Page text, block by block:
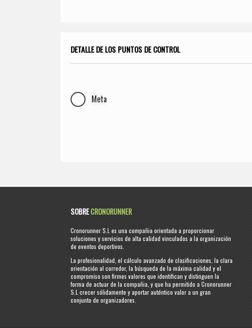
DETALLE DE LOS PUNTOS DE CONTROL
Meta
SOBRECRONORUNNER
Cronorunner S.L es una compañia orientada a proporcionar
soluciones y servicios de alta calidad vinculados a la organización
de eventos deportivos.
La profesionalidad, el cálculo avanzado de clasificaciones, la clara
orientación al corredor, la búsqueda de la máxima calidad y el
compromiso son firmes valores que identifican y distinguen la
forma de actuar de la compañia, y que ha permitido a Cronorunner
S.L crecer sólidamente y aportar auténtico valor a un gran
conjunto de organizadores.